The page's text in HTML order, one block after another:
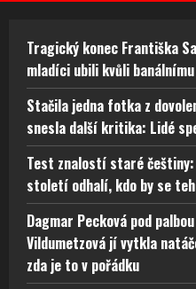
Tragický konec Františka
mladíci ubili kvůli
Stačila jedna fotka z
snesla další kritika: Lidé
Test znalostí staré
století odhalí, kdo by se
Dagmar Pecková pod
Vildumetzová jí vytkla
zda je to v pořádku